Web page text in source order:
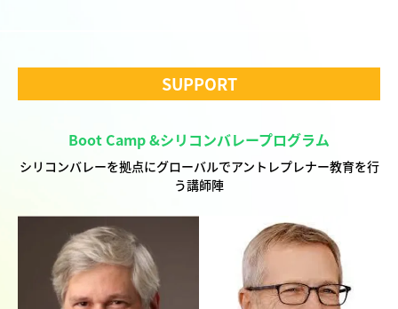
SUPPORT
Boot Camp &シリコンバレープログラム
シリコンバレーを拠点にグローバルでアントレプレナー教育を行
う講師陣